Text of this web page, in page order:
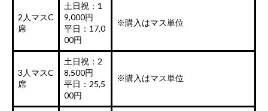
2人マスC
席
土日祝：1
9,000円
平日：17,0
00円
※購入はマス単位
3人マスC
席
土日祝：2
8,500円
平日：25,5
00円
※購入はマス単位